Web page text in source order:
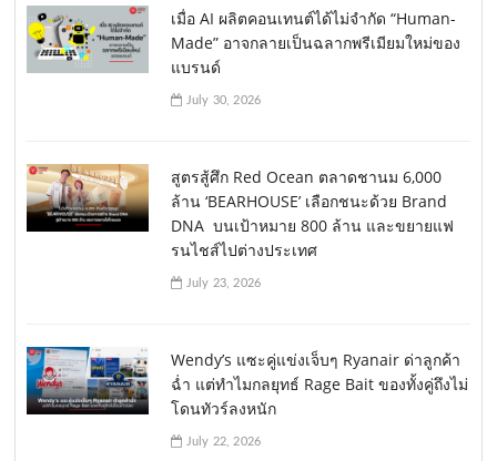
เมื่อ AI ผลิตคอนเทนต์ได้ไม่จำกัด “Human-
Made” อาจกลายเป็นฉลากพรีเมียมใหม่ของ
แบรนด์
July 30, 2026
สูตรสู้ศึก Red Ocean ตลาดชานม 6,000
ล้าน ‘BEARHOUSE’ เลือกชนะด้วย Brand
DNA บนเป้าหมาย 800 ล้าน และขยายแฟ
รนไชส์ไปต่างประเทศ
July 23, 2026
Wendy’s แซะคู่แข่งเจ็บๆ Ryanair ด่าลูกค้า
ฉ่ำ แต่ทำไมกลยุทธ์ Rage Bait ของทั้งคู่ถึงไม่
โดนทัวร์ลงหนัก
July 22, 2026